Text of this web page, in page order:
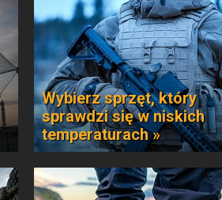
Wybierz sprzęt, który
sprawdzi się w niskich
temperaturach »